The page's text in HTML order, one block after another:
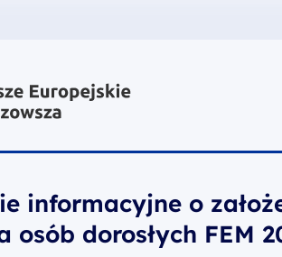
dla Mazowsza
informacyjne o
osób dorosłych FEM